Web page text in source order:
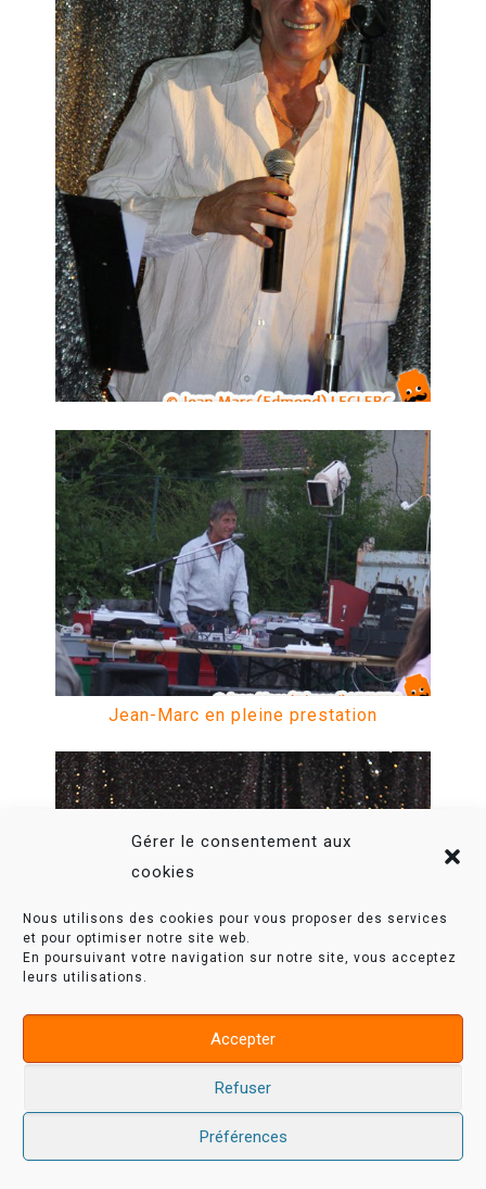
Gérer le consentement aux
cookies
Nous utilisons des cookies pour vous proposer des services
et pour optimiser notre site web.
En poursuivant votre navigation sur notre site, vous acceptez
leurs utilisations.
Accepter
Refuser
Préférences
Jean-Marc en pleine prestation